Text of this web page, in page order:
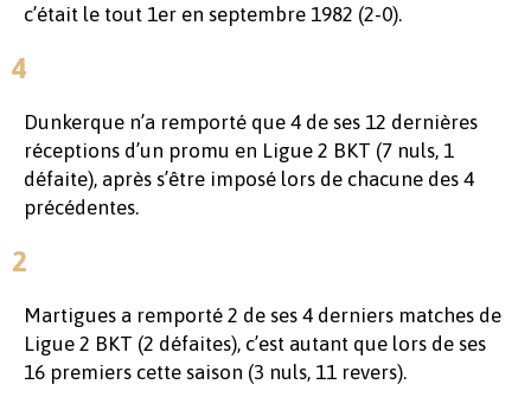
c’était le tout 1er en septembre 1982 (2-0).
4
Dunkerque n’a remporté que 4 de ses 12 dernières
réceptions d’un promu en Ligue 2 BKT (7 nuls, 1
défaite), après s’être imposé lors de chacune des 4
précédentes.
2
Martigues a remporté 2 de ses 4 derniers matches de
Ligue 2 BKT (2 défaites), c’est autant que lors de ses
16 premiers cette saison (3 nuls, 11 revers).